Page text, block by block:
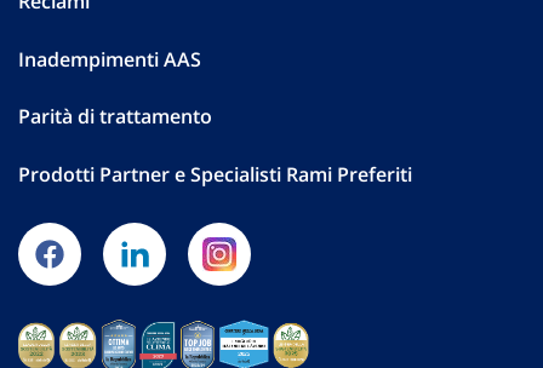
Inadempimenti AAS
Parità di trattamento
Prodotti Partner e Specialisti Rami Preferiti